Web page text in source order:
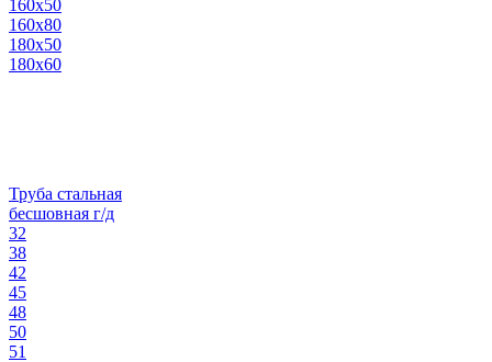
160х50
160х80
180х50
180х60
Труба стальная
бесшовная г/д
32
38
42
45
48
50
51